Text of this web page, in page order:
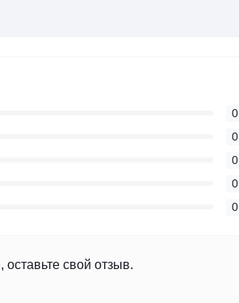
0
0
0
0
0
свой отзыв.